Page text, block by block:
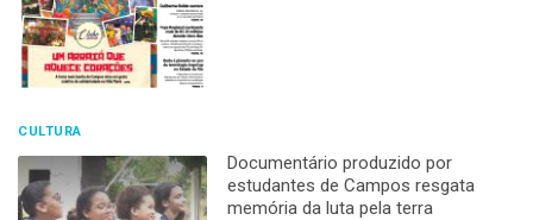
CULTURA
Documentário produzido por
estudantes de Campos resgata
memória da luta pela terra